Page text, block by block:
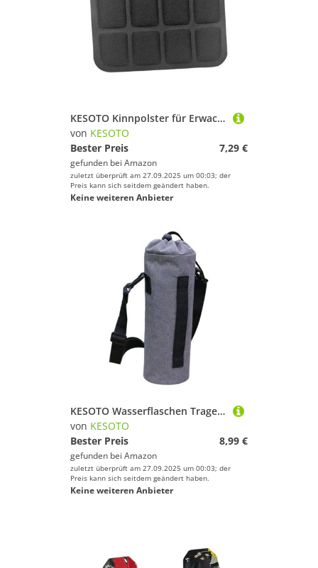
KESOTO Kinnpolster für Erwachsene, Kinnriemenpolsterung für Motorrad Roller
von KESOTO
Bester Preis
7,29 €
gefunden bei Amazon
zuletzt überprüft am 27.09.2025 um 00:03; der
Preis kann sich seitdem geändert haben.
Keine weiteren Anbieter
KESOTO Wasserflaschen Tragetasche Isolierhülle Flaschentasche Flaschenhalter Tragbar Aus Oxford Stoff mit Einstellbarem Schultergurt für Reisen Wandern Outdo, 12cmx35cm
von KESOTO
Bester Preis
8,99 €
gefunden bei Amazon
zuletzt überprüft am 27.09.2025 um 00:03; der
Preis kann sich seitdem geändert haben.
Keine weiteren Anbieter